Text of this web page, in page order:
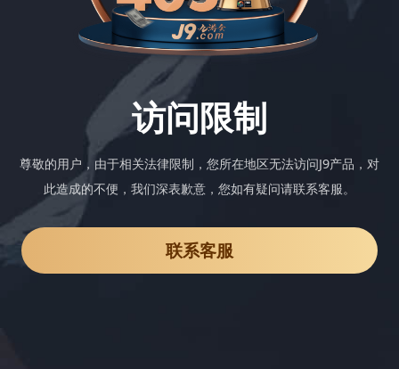
访问限制
尊敬的用户，由于相关法律限制，您所在地区无法访问J9产品，对
此造成的不便，我们深表歉意，您如有疑问请联系客服。
联系客服